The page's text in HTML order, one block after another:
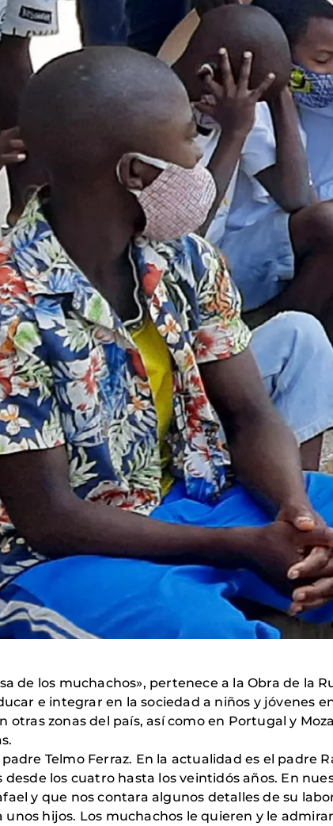
de los muchachos», pertenece a la Obra de la
e integrar en la sociedad a niños y jóvenes
otras zonas del país, así como en Portugal y
Telmo Ferraz. En la actualidad es el padre
los cuatro hasta los veintidós años. En
y que nos contara algunos detalles de su
hijos. Los muchachos le quieren y le